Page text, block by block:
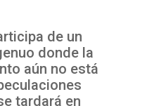
de un
donde la
aún no está
tardará en